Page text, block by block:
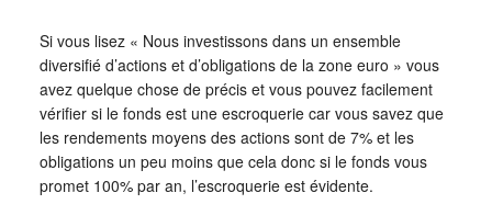
Si vous lisez « Nous investissons dans un ensemble
diversifié d’actions et d’obligations de la zone euro » vous
avez quelque chose de précis et vous pouvez facilement
vérifier si le fonds est une escroquerie car vous savez que
les rendements moyens des actions sont de 7% et les
obligations un peu moins que cela donc si le fonds vous
promet 100% par an, l’escroquerie est évidente.